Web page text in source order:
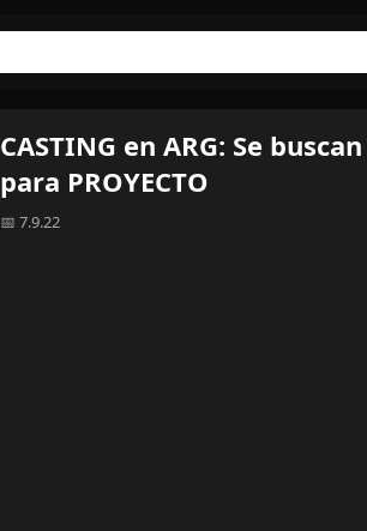
CASTING en ARG: Se
para PROYECTO
📅 7.9.22